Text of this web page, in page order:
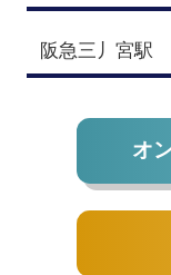
阪急三丿宮駅
オ